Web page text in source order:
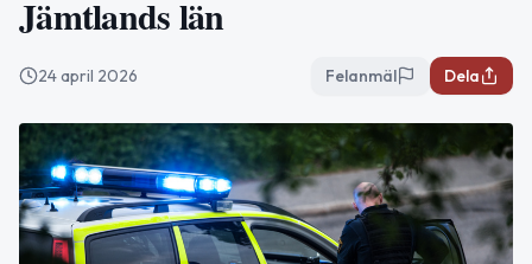
Jämtlands län
24 april 2026 Felanmäl Dela